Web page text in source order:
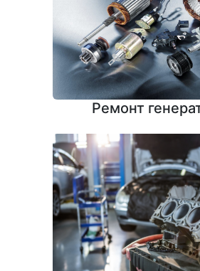
Ремонт